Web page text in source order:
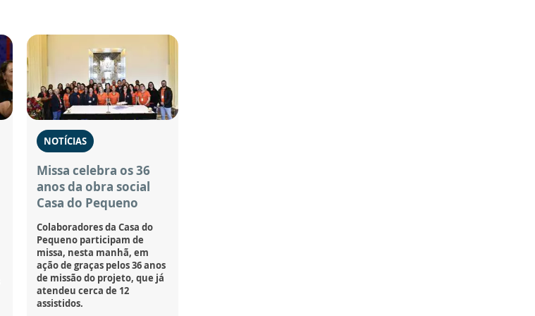
NOTÍCIAS
Missa celebra os 36
anos da obra social
Casa do Pequeno
Colaboradores da Casa do
Pequeno participam de
missa, nesta manhã, em
ação de graças pelos 36 anos
de missão do projeto, que já
atendeu cerca de 12
assistidos.